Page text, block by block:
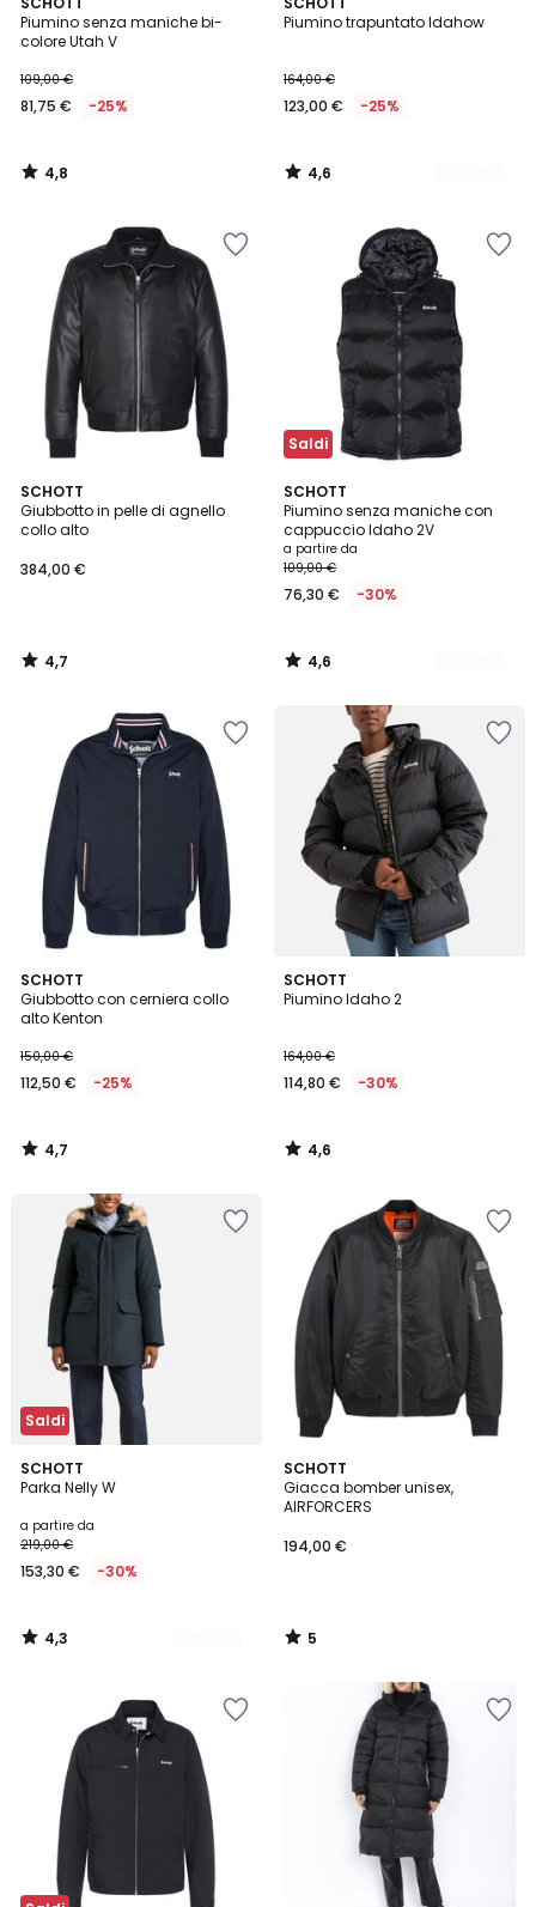
Piumino senza maniche bi-
colore Utah V
109,00 €
81,75 € -25%
/ 5
4,8
/
Piumino trapuntato Idahow
164,00 €
123,00 € -25%
/ 5
2
Colori
4,6
/
SCHOTT
Giubbotto in pelle di agnello
collo alto
384,00 €
4,7
/ 5
4,7
/
Saldi
SCHOTT
Piumino senza maniche con
cappuccio Idaho 2V
a partire da
109,00 €
76,30 € -30%
4,6
/ 5
2
Colori
4,6
/
SCHOTT
Giubbotto con cerniera collo
alto Kenton
150,00 €
112,50 € -25%
4,7
/ 5
4,7
/
SCHOTT
Piumino Idaho 2
164,00 €
114,80 € -30%
4,6
/ 5
4,6
/
Saldi
SCHOTT
Parka Nelly W
a partire da
219,00 €
153,30 € -30%
4,3
/ 5
2
Colori
4,3
/
SCHOTT
Giacca bomber unisex,
AIRFORCERS
194,00 €
5
/
5
5
/